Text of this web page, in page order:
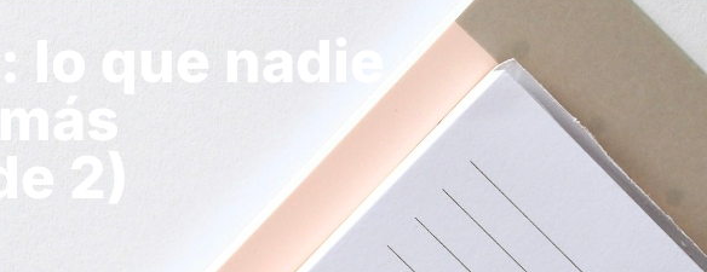
que nadie
2)